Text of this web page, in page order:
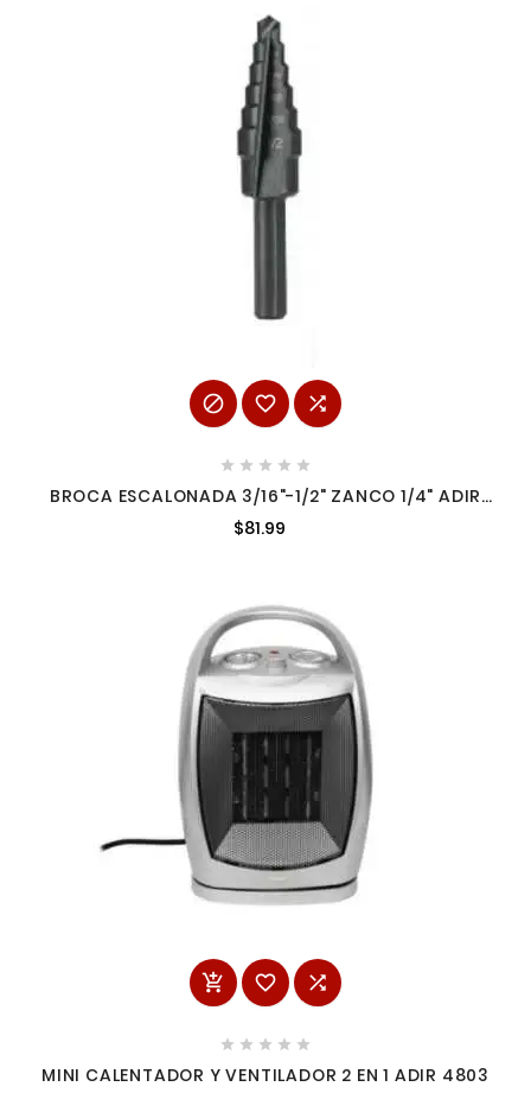
  
    
BROCA ESCALONADA 3/16"-1/2" ZANCO 1/4" ADIR
09450
$81.99
  
    
MINI CALENTADOR Y VENTILADOR 2 EN 1 ADIR 4803